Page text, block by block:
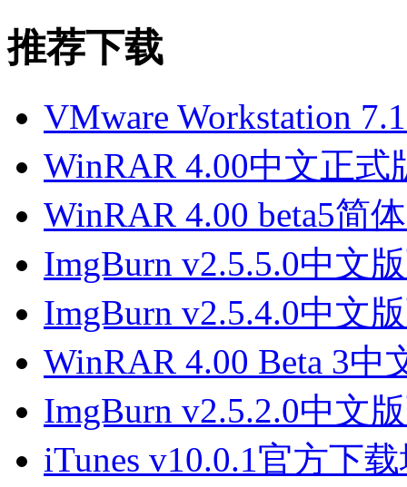
推荐下载
VMware Workstation
WinRAR 4.00中文正式
WinRAR 4.00 beta5简
ImgBurn v2.5.5.0中文
ImgBurn v2.5.4.0中文
WinRAR 4.00 Beta 3中
ImgBurn v2.5.2.0中文
iTunes v10.0.1官方下